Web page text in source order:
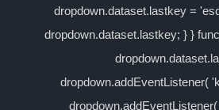
dropdown.dataset.lastkey =
dropdown.dataset.lastkey; } }
dropdown.addEventListener(